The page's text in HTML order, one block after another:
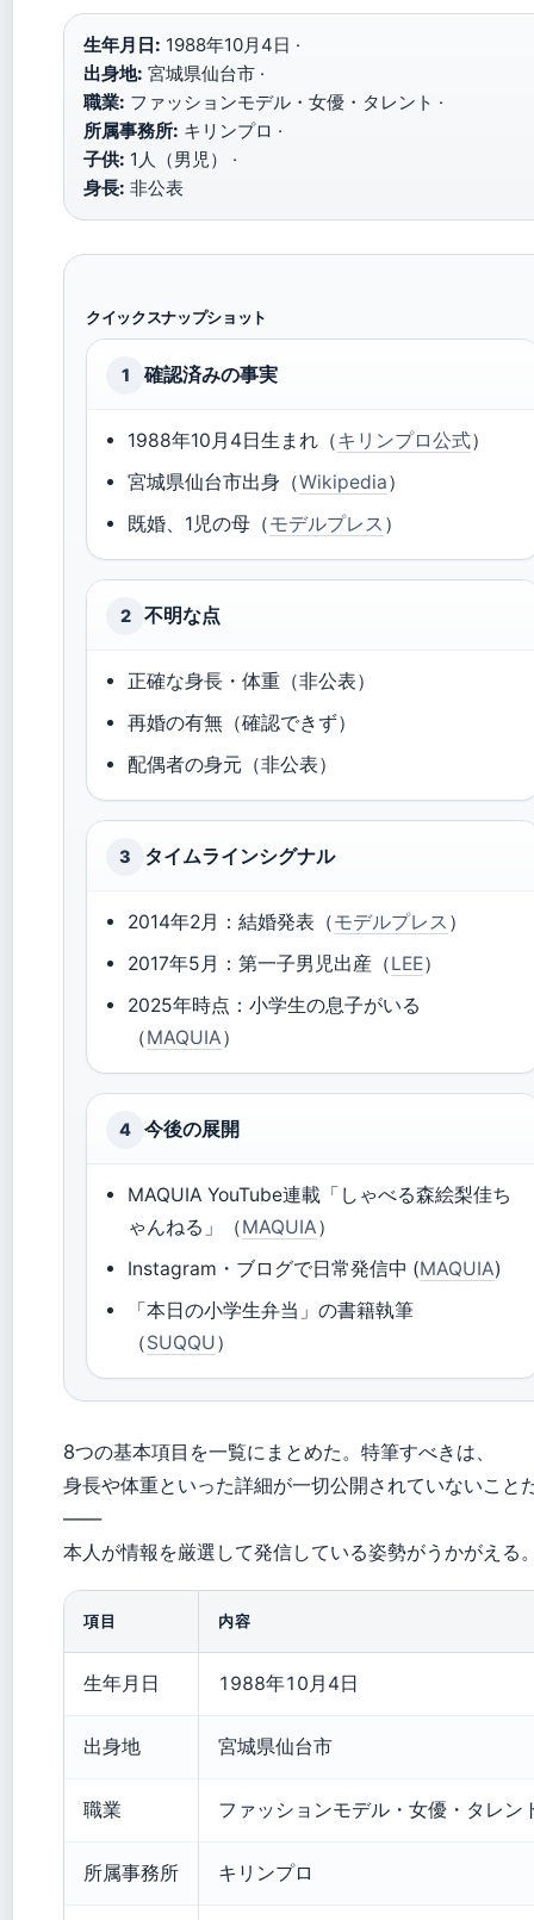
生年月日: 1988年10月4日 ·
出身地: 宮城県仙台市 ·
職業: ファッションモデル・女優・タレント ·
所属事務所: キリンプロ ·
子供: 1人（男児） ·
身長: 非公表
クイックスナップショット
1 確認済みの事実
1988年10月4日生まれ（キリンプロ公式）
宮城県仙台市出身（Wikipedia）
既婚、1児の母（モデルプレス ）
2 不明な点
正確な身長・体重（非公表）
再婚の有無（確認できず）
配偶者の身元（非公表）
3 タイムラインシグナル
2014年2月：結婚発表（モデルプレス ）
2017年5月：第一子男児出産（LEE）
2025年時点：小学生の息子がいる
（MAQUIA）
4 今後の展開
MAQUIA YouTube連載「しゃべる森絵梨佳ち
ゃんねる」（MAQUIA）
Instagram・ブログで日常発信中 (MAQUIA)
「本日の小学生弁当」の書籍執筆
（SUQQU）
8つの基本項目を一覧にまとめた。特筆すべきは、
身長や体重といった詳細が一切公開されていないこと
——
本人が情報を厳選して発信している姿勢がうかがえる
項目 内容
生年月日 1988年10月4日
出身地 宮城県仙台市
職業 ファッションモデル・女優・タレン
所属事務所 キリンプロ